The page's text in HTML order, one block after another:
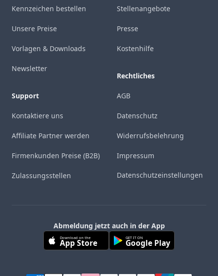
Kennzeichen bestellen
Unsere Preise
Vorlagen & Downloads
Newsletter
Support
Kontaktiere uns
Affiliate Partner werden
Firmenkunden Preise (B2B)
Zulassungsstellen
Stellenangebote
Presse
Kostenhilfe
Rechtliches
AGB
Datenschutz
Widerrufsbelehrung
Impressum
Datenschutzeinstellungen
Abmeldung jetzt auch in der App
Download on the
App Store GET IT ON
Google Play